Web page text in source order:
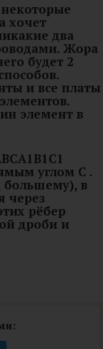
хочет
два
Жора
будет 2
и все платы
элемент в
углом C .
в
через
рёбер
дроби и